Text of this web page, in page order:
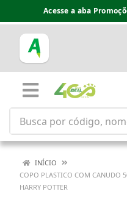
Acesse a aba
INÍCIO
COPO PLASTICO COM CANUDO
HARRY POTTER